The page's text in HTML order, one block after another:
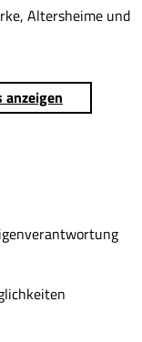
Altersheime und
anzeigen